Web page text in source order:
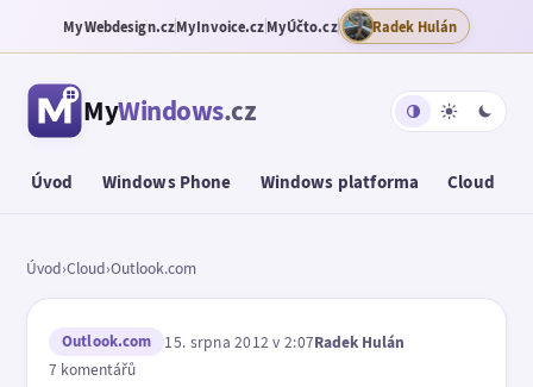
MyWebdesign.czMyInvoice.czMyÚčto.cz Radek Hulán
MyWindows.cz
Úvod Windows Phone Windows platforma Cloud
Úvod›Cloud›Outlook.com
Outlook.com 15. srpna 2012 v 2:07Radek Hulán
7 komentářů